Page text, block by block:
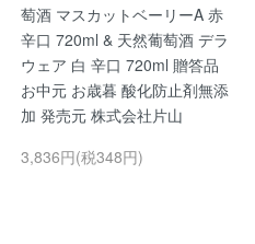
萄酒 マスカットベーリーA 赤
辛口 720ml & 天然葡萄酒 デラ
ウェア 白 辛口 720ml 贈答品
お中元 お歳暮 酸化防止剤無添
加 発売元 株式会社片山
3,836円(税348円)